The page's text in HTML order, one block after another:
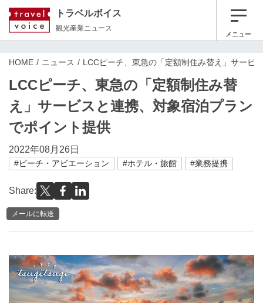
トラベルボイス
観光産業ニュース
メニュー
HOME ニュース LCCピーチ、東急の「定額制住み替え」サービ
LCCピーチ、東急の「定額制住み替
え」サービスと連携、対象宿泊プラン
でポイント提供
2022年08月26日
#ピーチ・アビエーション #ホテル・旅館 #業務提携
Share:
メールに転送